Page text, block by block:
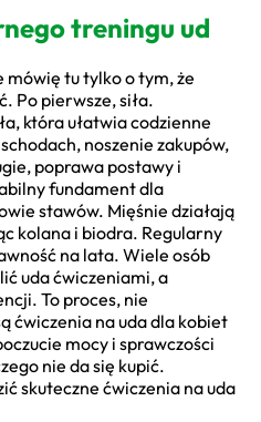
treningu ud
mówię tu tylko o tym, że
Po pierwsze, siła.
która ułatwia codzienne
noszenie zakupów,
poprawa postawy i
fundament dla
stawów. Mięśnie działają
kolana i biodra. Regularny
na lata. Wiele osób
uda ćwiczeniami, a
To proces, nie
ćwiczenia na uda dla kobiet
mocy i sprawczości
nie da się kupić.
skuteczne ćwiczenia na uda